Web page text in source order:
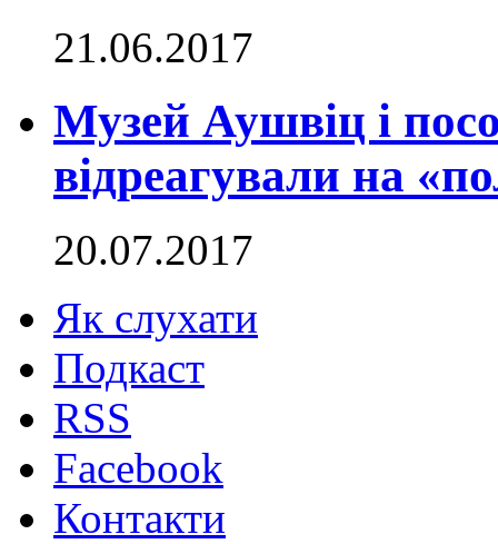
21.06.2017
Музей Аушвіц і
відреагували на
20.07.2017
Як слухати
Подкаст
RSS
Facebook
Контакти